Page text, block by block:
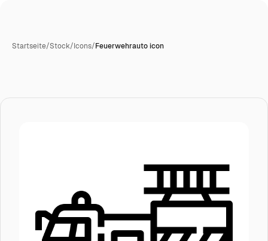
Startseite/Stock/Icons/Feuerwehrauto icon